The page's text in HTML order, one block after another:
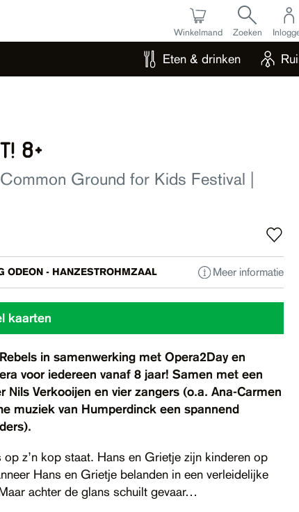
Eten & drinken
Winkelmand Zoeken
8+
Ground for Kids Festival |
ODEON - HANZESTROHMZAAL Meer informatie
kaarten
in samenwerking met Opera2Day en
voor iedereen vanaf 8 jaar! Samen met een
Verkooijen en vier zangers (o.a. Ana-Carmen
muziek van Humperdinck een spannend
z’n kop staat. Hans en Grietje zijn kinderen op
Hans en Grietje belanden in een verleidelijke
achter de glans schuilt gevaar…